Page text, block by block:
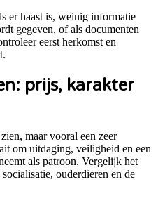
er haast is, weinig informatie
gegeven, of als documenten
eerst herkomst en
prijs, karakter
maar vooral een zeer
om uitdaging, veiligheid en een
als patroon. Vergelijk het
ouderdieren en de